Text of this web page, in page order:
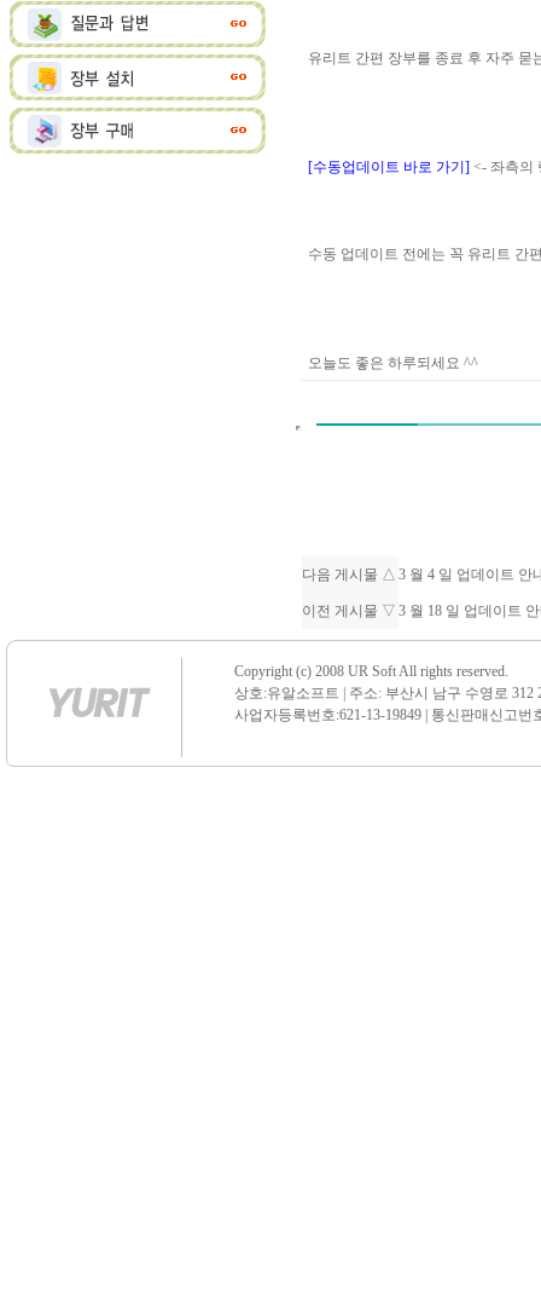
유리트 간편 장부를 종료 후 자주
[수동업데이트 바로 가기] <- 좌측의
수동 업데이트 전에는 꼭 유리트 간
오늘도 좋은 하루되세요 ^^
다음 게시물 △ 3 월 4 일 업데이트 안
이전 게시물 ▽ 3 월 18 일 업데이트
Copyright (c) 2008 UR Soft All rights reserved.
상호:유알소프트 | 주소: 부산시 남구 수영로 312
사업자등록번호:621-13-19849 | 통신판매신고번